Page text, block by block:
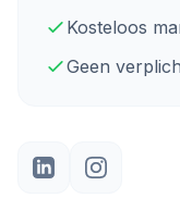
Kosteloos
Geen